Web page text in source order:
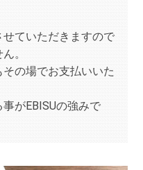
ていただきますので
。
の場でお支払いいた
がEBISUの強みで